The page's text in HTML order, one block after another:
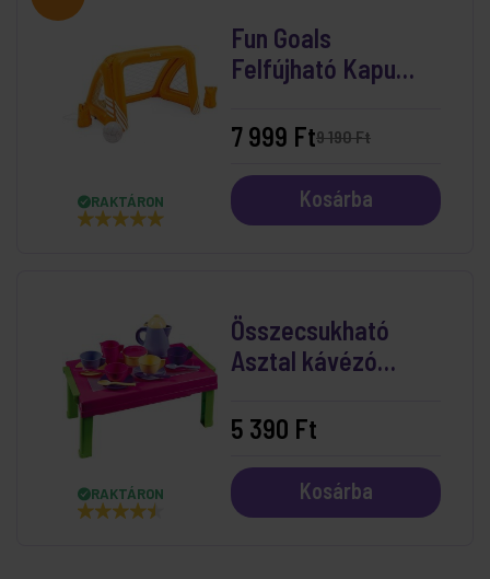
RAKTÁRON
Fun Goals
Felfújható Kapu
(140x89x91 cm)
9 190 Ft
7 999 Ft
Kosárba
RAKTÁRON
Összecsukható
Asztal kávézó
5 390 Ft
Kosárba